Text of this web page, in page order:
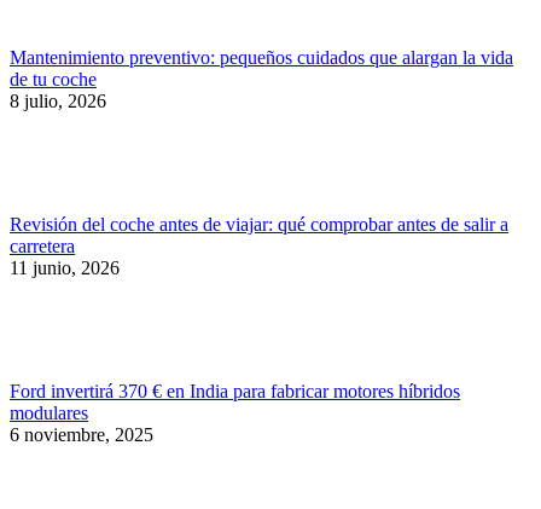
Mantenimiento preventivo: pequeños cuidados que alargan la vida
de tu coche
8 julio, 2026
Revisión del coche antes de viajar: qué comprobar antes de salir a
carretera
11 junio, 2026
Ford invertirá 370 € en India para fabricar motores híbridos
modulares
6 noviembre, 2025